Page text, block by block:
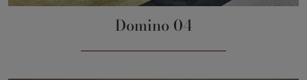
Domino 04